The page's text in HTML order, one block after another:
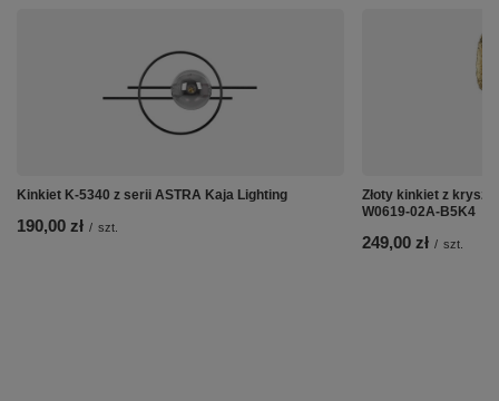
Kinkiet K-5340 z serii ASTRA Kaja Lighting
190,00 zł / szt.
Złoty kinkiet z
W0619-02A-B5K4
249,00 zł / szt.